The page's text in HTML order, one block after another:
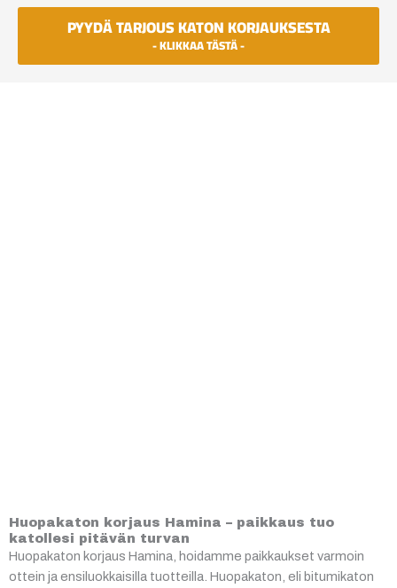
PYYDÄ TARJOUS KATON KORJAUKSESTA
Huopakaton korjaus Hamina – paikkaus tuo
katollesi pitävän turvan
Huopakaton korjaus Hamina, hoidamme paikkaukset varmoin
ottein ja ensiluokkaisilla tuotteilla. Huopakaton, eli bitumikaton